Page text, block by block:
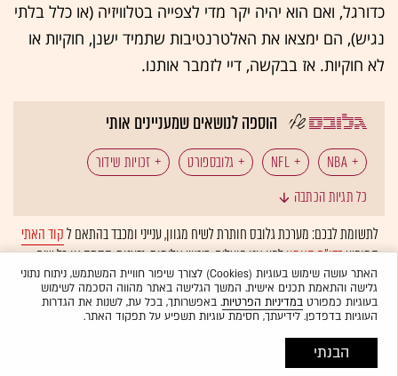
כדורגל, ואם הוא יהיה יקר מדי לצפייה בטלוויזיה (או כלל בלתי
נגיש), הם ימצאו את האלטרנטיבות שתמיד ישנן, חוקיות או
לא חוקיות. אז בבקשה, דיי לזמבר אותנו.
הוספה לנושאים שמעניינים אותי
NBA
NFL גלובספורט זכויות שידור
כל תגיות הכתבה
לתשומת לבכם: מערכת גלובס חותרת לשיח מגוון, ענייני ומכבד בהתאם לקוד האתי
המופיעבדו"ח האמוןלפיו אנו פועלים. ביטויי אלימות, גזענות, הסתה או כל שיח
בלתי הולם אחר מסוננים בצורהאוטומטיתולא יפורסמו באתר.
האתר עושה שימוש בעוגיות (Cookies) לצורך שיפור חוויית המשתמש, ניתוח נתוני
גלישה והתאמת תכנים אישית. המשך הגלישה באתר מהווה הסכמה לשימוש
בעוגיות כמפורטבמדיניות הפרטיות. באפשרותך, בכל עת, לשנות את הגדרות
העוגיות בדפדפן. לידיעתך, חסימת עוגיות תשפיע על תפקוד האתר.
הבנתי